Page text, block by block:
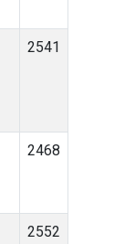
2541
2468
2552